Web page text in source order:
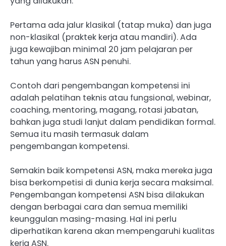
Pertama ada jalur klasikal (tatap muka) dan juga
non-klasikal (praktek kerja atau mandiri). Ada
juga kewajiban minimal 20 jam pelajaran per
tahun yang harus ASN penuhi.
Contoh dari pengembangan kompetensi ini
adalah pelatihan teknis atau fungsional, webinar,
coaching, mentoring, magang, rotasi jabatan,
bahkan juga studi lanjut dalam pendidikan formal.
Semua itu masih termasuk dalam
pengembangan kompetensi.
Semakin baik kompetensi ASN, maka mereka juga
bisa berkompetisi di dunia kerja secara maksimal.
Pengembangan kompetensi ASN bisa dilakukan
dengan berbagai cara dan semua memiliki
keunggulan masing-masing. Hal ini perlu
diperhatikan karena akan mempengaruhi kualitas
kerja ASN.